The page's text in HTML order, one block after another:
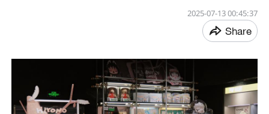
00:45:37 2025-07-13
Share